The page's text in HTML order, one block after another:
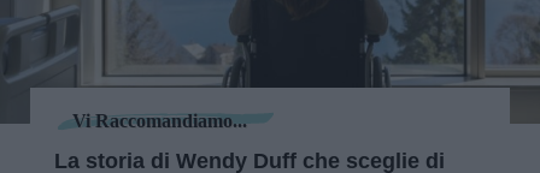
Vi Raccomandiamo...
La storia di Wendy Duff che sceglie di